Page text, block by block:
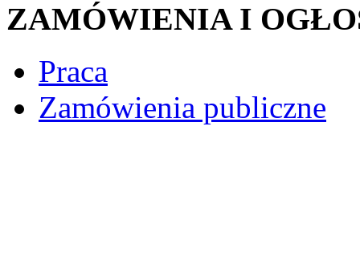
ZAMÓWIENIA I
Praca
Zamówienia publiczne